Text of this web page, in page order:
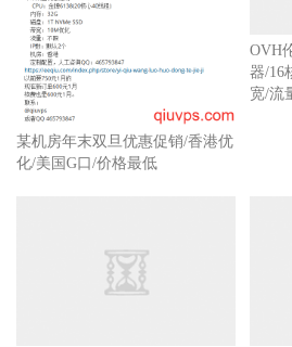
某机房年末双旦优惠促销/香港优
化/美国G口/价格最低